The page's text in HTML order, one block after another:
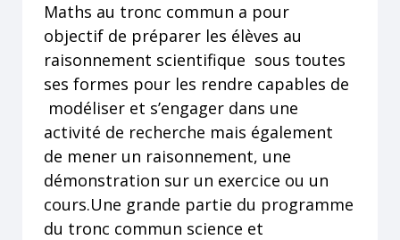
Maths au tronc commun a pour
objectif de préparer les élèves au
raisonnement scientifique sous toutes
ses formes pour les rendre capables de
modéliser et s’engager dans une
activité de recherche mais également
de mener un raisonnement, une
démonstration sur un exercice ou un
cours.Une grande partie du programme
du tronc commun science et